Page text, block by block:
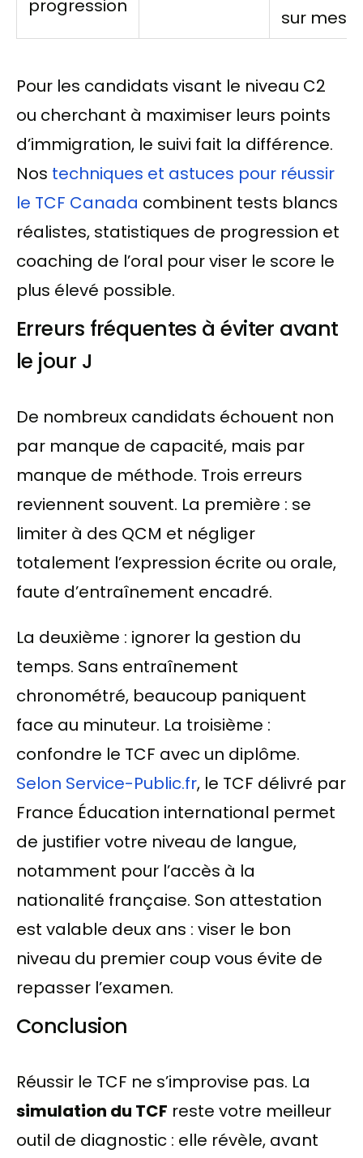
progression
sur
Pour les candidats visant le niveau C2
ou cherchant à maximiser leurs points
d’immigration, le suivi fait la différence.
Nos techniques et astuces pour réussir
le TCF Canada combinent tests blancs
réalistes, statistiques de progression et
coaching de l’oral pour viser le score le
plus élevé possible.
Erreurs fréquentes à éviter avant
le jour J
De nombreux candidats échouent non
par manque de capacité, mais par
manque de méthode. Trois erreurs
reviennent souvent. La première : se
limiter à des QCM et négliger
totalement l’expression écrite ou orale,
faute d’entraînement encadré.
La deuxième : ignorer la gestion du
temps. Sans entraînement
chronométré, beaucoup paniquent
face au minuteur. La troisième :
confondre le TCF avec un diplôme.
Selon Service-Public.fr, le TCF délivré par
France Éducation international permet
de justifier votre niveau de langue,
notamment pour l’accès à la
nationalité française. Son attestation
est valable deux ans : viser le bon
niveau du premier coup vous évite de
repasser l’examen.
Conclusion
Réussir le TCF ne s’improvise pas. La
simulation du TCF reste votre meilleur
outil de diagnostic : elle révèle, avant